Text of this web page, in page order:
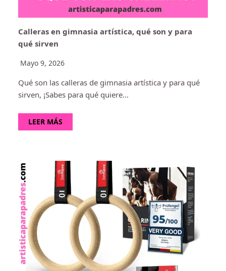
Calleras en gimnasia artística, qué son y para
qué sirven
Mayo 9, 2026
Qué son las calleras de gimnasia artística y para qué
sirven, ¡Sabes para qué quiere…
LEER MÁS